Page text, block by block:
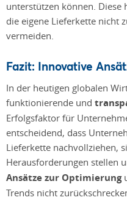
unterstützen können. Diese
die eigene Lieferkette nicht
vermeiden.
Fazit: Innovative
In der heutigen globalen
funktionierende und
Erfolgsfaktor für
entscheidend, dass
Lieferkette nachvollziehen,
Herausforderungen stellen
Ansätze zur Optimierung
Trends nicht